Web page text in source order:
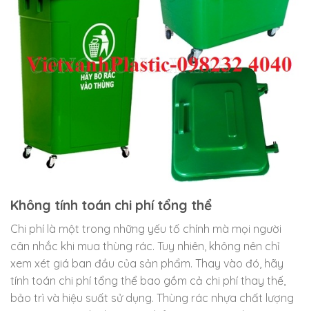
Không tính toán chi phí tổng thể
Chi phí là một trong những yếu tố chính mà mọi người
cân nhắc khi mua thùng rác. Tuy nhiên, không nên chỉ
xem xét giá ban đầu của sản phẩm. Thay vào đó, hãy
tính toán chi phí tổng thể bao gồm cả chi phí thay thế,
bảo trì và hiệu suất sử dụng. Thùng rác nhựa chất lượng